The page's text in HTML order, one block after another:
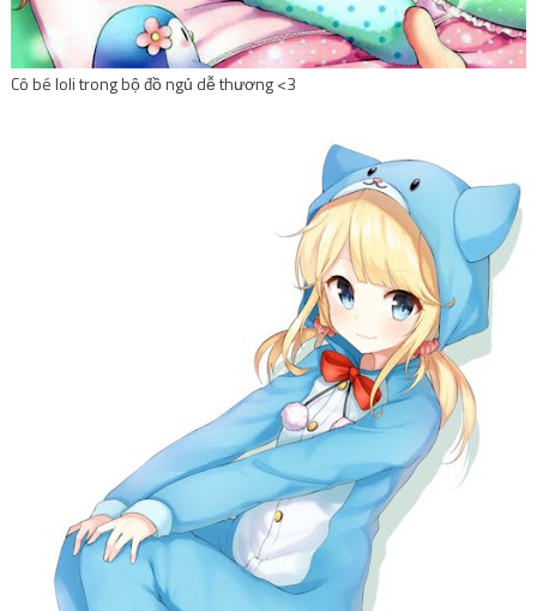
Cô bé loli trong bộ đồ ngủ dễ thương <3